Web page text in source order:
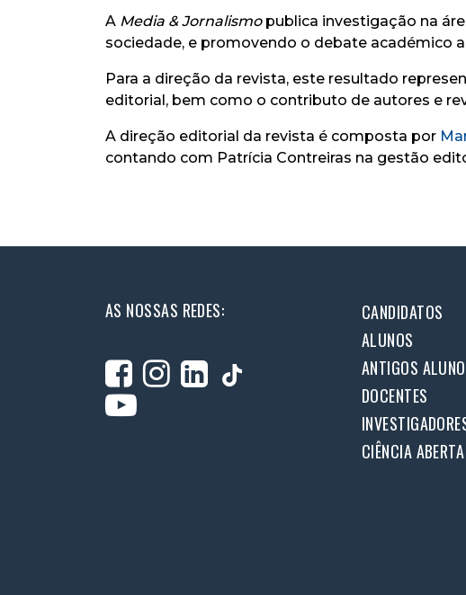
A Media & Jornalismopublica investigação na
sociedade, e promovendo o debate académico
Para a direção da revista, este resultado
editorial, bem como o contributo de autores e
A direção editorial da revista é composta por
contando com Patrícia Contreiras na gestão
AS NOSSAS REDES: CANDIDATOS
ALUNOS
ANTIGOS
DOCENTES
CIÊNCIA ABERTA